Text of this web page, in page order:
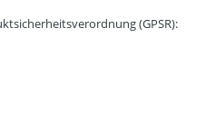
(GPSR):